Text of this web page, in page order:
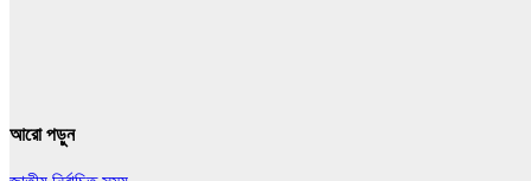
আরো পড়ুন